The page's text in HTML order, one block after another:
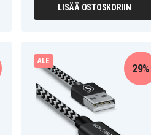
LISÄÄ OSTOSKORIIN
ALE
29%